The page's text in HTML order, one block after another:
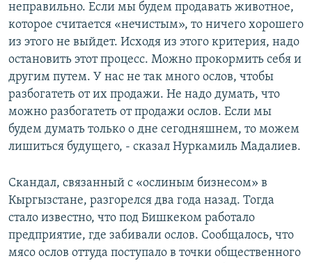
неправильно. Если мы будем продавать животное,
которое считается «нечистым», то ничего хорошего
из этого не выйдет. Исходя из этого критерия, надо
остановить этот процесс. Можно прокормить себя и
другим путем. У нас не так много ослов, чтобы
разбогатеть от их продажи. Не надо думать, что
можно разбогатеть от продажи ослов. Если мы
будем думать только о дне сегодняшнем, то можем
лишиться будущего, - сказал Нуркамиль Мадалиев.
Скандал, связанный с «ослиным бизнесом» в
Кыргызстане, разгорелся два года назад. Тогда
стало известно, что под Бишкеком работало
предприятие, где забивали ослов. Сообщалось, что
мясо ослов оттуда поступало в точки общественного